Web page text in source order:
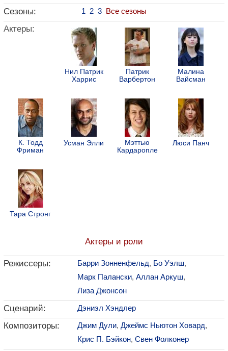
Сезоны: 1 2 3 Все сезоны
Актеры:
Нил Патрик
Харрис
Патрик
Варбертон
Малина
Вайсман
К. Тодд
Фриман
Усман Элли
Мэттью
Кардаропле
Люси Панч
Тара Стронг
Актеры и роли
Режиссеры: Барри Зонненфельд, Бо Уэлш,
Марк Палански, Аллан Аркуш,
Лиза Джонсон
Сценарий: Дэниэл Хэндлер
Композиторы: Джим Дули, Джеймс Ньютон Ховард,
Крис П. Бэйкон, Свен Фолконер